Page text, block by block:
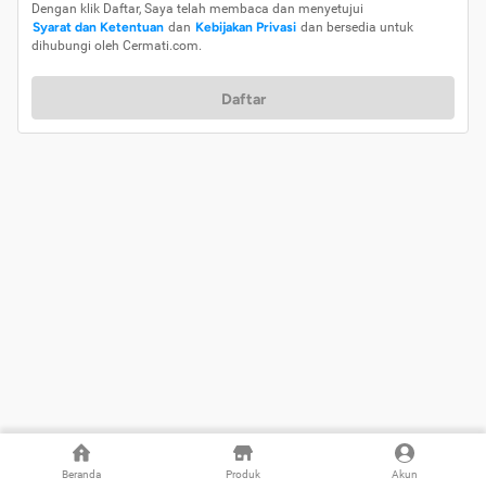
Beranda Produk Akun
Dengan klik Daftar, Saya telah membaca dan menyetujui
Syarat dan Ketentuan dan Kebijakan Privasi dan bersedia untuk
dihubungi oleh Cermati.com.
Daftar